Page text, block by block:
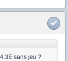
sans jeu ?